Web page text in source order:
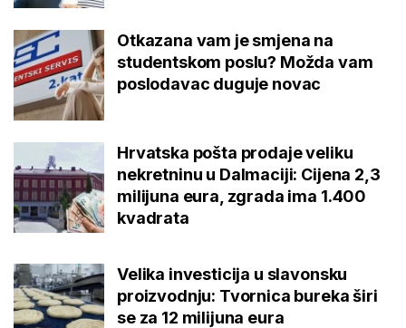
Otkazana vam je smjena na
studentskom poslu? Možda vam
poslodavac duguje novac
Hrvatska pošta prodaje veliku
nekretninu u Dalmaciji: Cijena 2,3
milijuna eura, zgrada ima 1.400
kvadrata
Velika investicija u slavonsku
proizvodnju: Tvornica bureka širi
se za 12 milijuna eura